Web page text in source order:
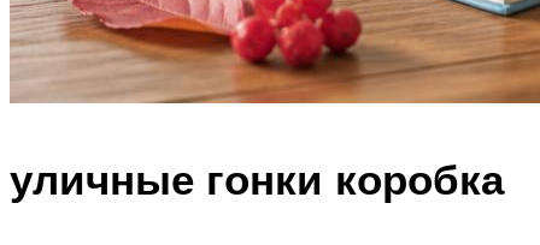
уличные гонки коробка